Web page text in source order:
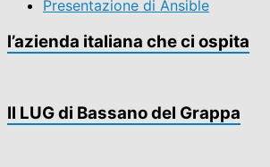
Presentazione di Ansible
l’azienda italiana che ci ospita
Il LUG di Bassano del Grappa